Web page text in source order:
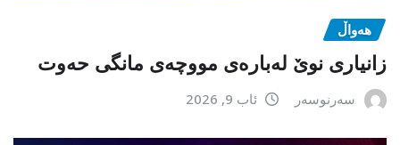
هەواڵ
زانیاری نوێ لەبارەی مووچەی مانگی حەوت
سەرنوسەر ئاب 9, 2026